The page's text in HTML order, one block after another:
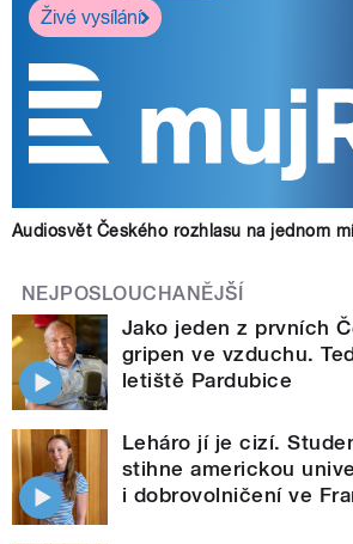
Živé vysílání
Audiosvět Českého rozhlasu na jednom
NEJPOSLOUCHANĚJŠÍ
Jako jeden z prvních
gripen ve vzduchu.
letiště Pardubice
Leháro jí je cizí.
stihne americkou
i dobrovolničení ve